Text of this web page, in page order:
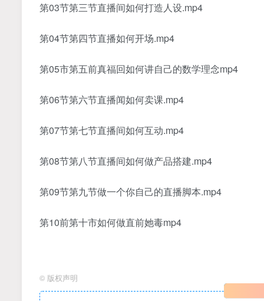
第03节第三节直播间如何打造人设.mp4
第04节第四节直播如何开场.mp4
第05市第五前真福回如何讲自己的数学理念mp4
第06节第六节直播闻如何卖课.mp4
第07节第七节直播间如何互动.mp4
第08节第八节直播间如何做产品搭建.mp4
第09节第九节做一个你自己的直播脚本.mp4
第10前第十市如何做直前她毒mp4
© 版权声明